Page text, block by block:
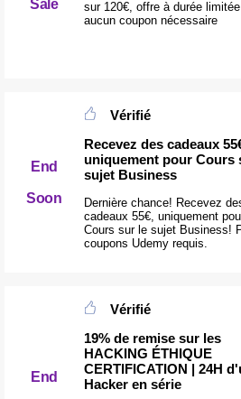
Sale
sur 120€, offre à durée
aucun coupon nécessaire
End
Soon
Vérifié
Recevez des cadeaux
uniquement pour Cours
sujet Business
Dernière chance! Recevez
cadeaux 55€, uniquement
Cours sur le sujet Business!
coupons Udemy requis.
End
Vérifié
19% de remise sur les
HACKING ÉTHIQUE
CERTIFICATION | 24H
Hacker en série